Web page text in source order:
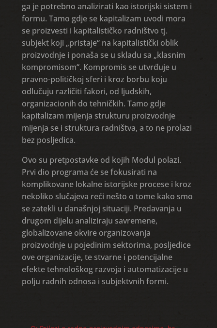
ga je potrebno analizirati kao istorijski sistem i
formu. Tamo gdje se kapitalizam uvodi mora
se proizvesti i kapitalističko radništvo tj.
subjekt koji „pristaje“ na kapitalistički oblik
proizvodnje i ponaša se u skladu sa „klasnim
kompromisom“. Kompromis se utvrđuje u
pravno-političkoj sferi i kroz borbu koju
odlučuju različiti fakori, od ljudskih,
organizacionih do tehničkih. Tamo gdje
kapitalizam mijenja strukturu proizvodnje
mijenja se i struktura radništva, a to ne prolazi
bez posljedica.
Ovo su pretpostavke od kojih Modul polazi.
Prvi dio programa će se fokusirati na
komplikovane lokalne istorijske procese i kroz
nekoliko slučajeva reći nešto o tome kako smo
se zatekli u današnjoj situaciji. Predavanja u
drugom dijelu analiziraju savremene,
globalizovane okvire organizovanja
proizvodnje u pojedinim sektorima, posljedice
ove organizacije, te stvarne i potencijalne
efekte tehnološkog razvoja i automatizacije u
polju radnih odnosa i subjektvnih formi.